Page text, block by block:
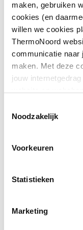
maken, gebruiken
cookies (en
willen we cookies
ThermoNoord
communicatie naar
maken. Met deze
jouw
communicatie aan
Noodzakelijk
Voorkeuren
Statistieken
Marketing
Als klant bij
van veel
Lees verder